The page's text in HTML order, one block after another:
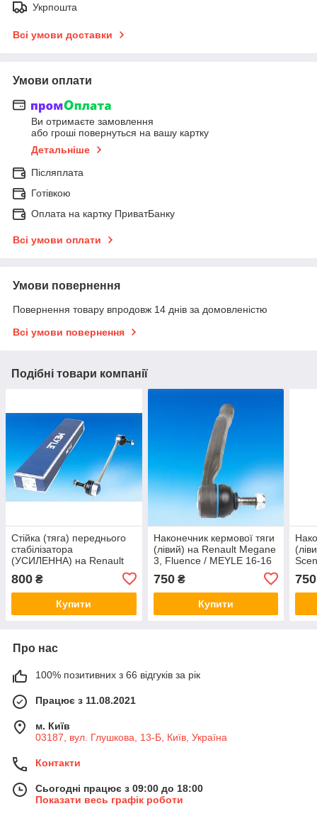
Укрпошта
Всі умови доставки
Умови оплати
Ви отримаєте замовлення
або гроші повернуться на вашу картку
Детальніше
Післяплата
Готівкою
Оплата на картку ПриватБанку
Всі умови оплати
Умови повернення
Повернення товару впродовж 14 днів за домовленістю
Всі умови повернення
Подібні товари компанії
Стійка (тяга) переднього
стабілізатора
(УСИЛЕННА) на Renault
060 0004/HD
800 ₴
Купити
Наконечник кермової тяги
(лівий) на Renault Megane
3, Fluence / MEYLE 16-16
750₴
Купити
750
Про нас
100% позитивних з 66 відгуків за рік
Працює з 11.08.2021
м. Київ
03187, вул. Глушкова, 13-Б, Київ, Україна
Контакти
Сьогодні працює з 09:00 до 18:00
Показати весь графік роботи